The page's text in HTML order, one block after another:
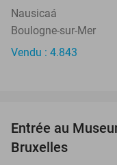
Nausicaá
Boulogne-sur-Mer
Vendu : 4.843
Entrée au
Bruxelles